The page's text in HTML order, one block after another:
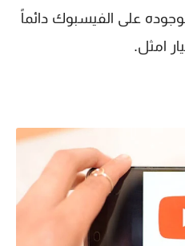
على الفيسبوك دائماً
امثل.